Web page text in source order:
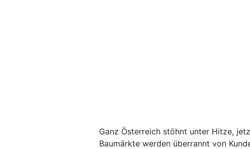
Ganz Österreich stöhnt unter Hitze,
Baumärkte werden überrannt von